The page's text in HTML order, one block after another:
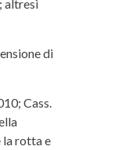
altresì
di
Cass.
la rotta e